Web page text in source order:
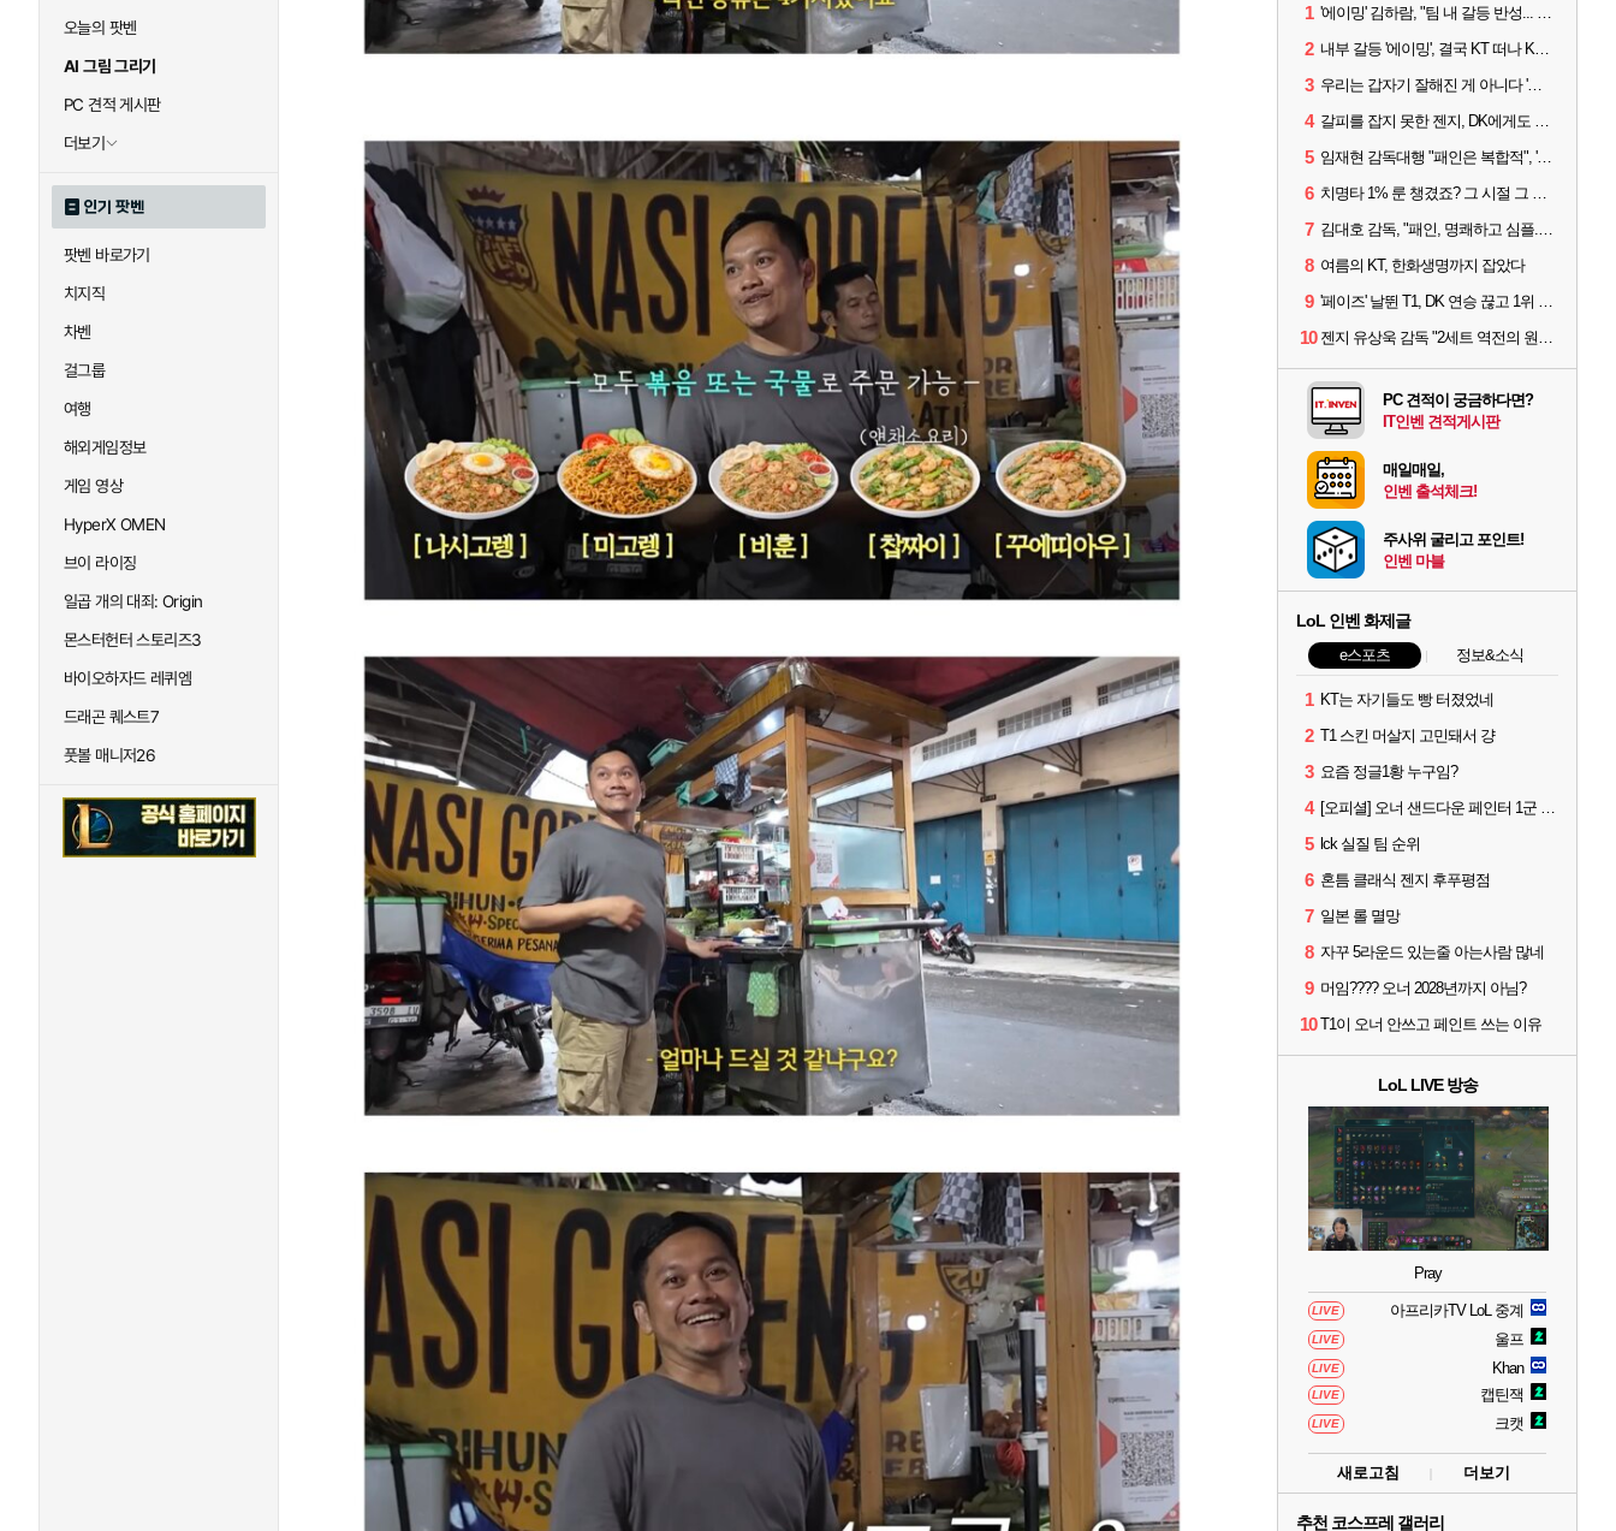
오늘의 팟벤
AI 그림 그리기
PC 견적 게시판
더보기
인기 팟벤
팟벤 바로가기
치지직
차벤
걸그룹
여행
해외게임정보
게임 영상
HyperX OMEN
브이 라이징
일곱 개의 대죄: Origin
몬스터헌터 스토리즈3
바이오하자드 레퀴엠
드래곤 퀘스트7
풋볼 매니저26
1 '에이밍' 김하람, "팀 내 갈등 반성... 끝까지 뛰고 싶었다"
2 내부 갈등 '에이밍', 결국 KT 떠나 KRX로...'지우'와 트레이드
3 우리는 갑자기 잘해진 게 아니다 '씨맥' 김대호 감독의 자신감
4 갈피를 잡지 못한 젠지, DK에게도 0:2 패배
5 임재현 감독대행 "패인은 복합적", '도란' "팀에 과부하 왔다"
6 치명타 1% 룬 챙겼죠? 그 시절 그 감성 '롤 클래식' 30일 출시
7 김대호 감독, "패인, 명쾌하고 심플...다시 힘낼 수 있어"
8 여름의 KT, 한화생명까지 잡았다
9 '페이즈' 날뛴 T1, DK 연승 끊고 1위 지켜
10 젠지 유상욱 감독 "2세트 역전의 원인...너무 급했다"
PC 견적이 궁금하다면?
IT인벤 견적게시판
매일매일,
인벤 출석체크!
주사위 굴리고 포인트!
인벤 마블
LoL 인벤 화제글
e스포츠 정보&소식
1 KT는 자기들도 빵 터졌었네
2 T1 스킨 머살지 고민돼서 걍
3 요즘 정글1황 누구임?
4 [오피셜] 오너 샌드다운 페인터 1군 콜업 출전
5 lck 실질 팀 순위
6 혼틈 클래식 젠지 후푸평점
7 일본 롤 멸망
8 자꾸 5라운드 있는줄 아는사람 많네
9 머임???? 오너 2028년까지 아님?
10 T1이 오너 안쓰고 페인트 쓰는 이유
LoL LIVE 방송
Pray
LIVE 아프리카TV LoL 중계
LIVE 울프
LIVE Khan
LIVE 캡틴잭
LIVE 크캣
새로고침 더보기
추천 코스프레 갤러리